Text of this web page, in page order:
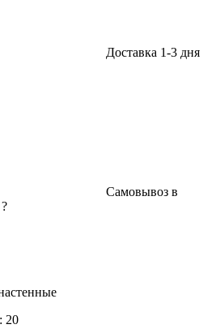
Доставка 1-3 дня
Самовывоз в
?
20